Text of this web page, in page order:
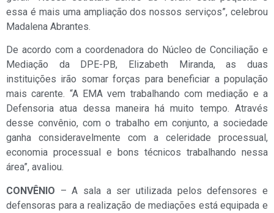
essa é mais uma ampliação dos nossos serviços”, celebrou
Madalena Abrantes.
De acordo com a coordenadora do Núcleo de Conciliação e
Mediação da DPE-PB, Elizabeth Miranda, as duas
instituições irão somar forças para beneficiar a população
mais carente. “A EMA vem trabalhando com mediação e a
Defensoria atua dessa maneira há muito tempo. Através
desse convênio, com o trabalho em conjunto, a sociedade
ganha consideravelmente com a celeridade processual,
economia processual e bons técnicos trabalhando nessa
área”, avaliou.
CONVÊNIO – A sala a ser utilizada pelos defensores e
defensoras para a realização de mediações está equipada e